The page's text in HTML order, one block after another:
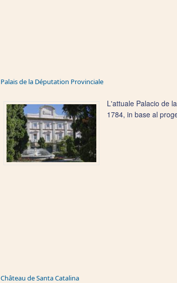
Palais de la Députation Provinciale
L'attuale Palacio de
1784, in base al
Château de Santa Catalina